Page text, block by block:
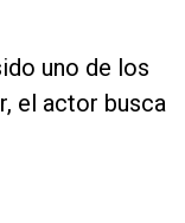
uno de los
el actor busca